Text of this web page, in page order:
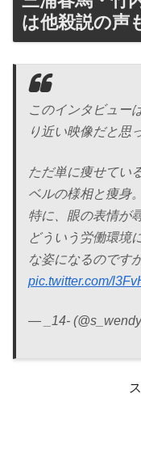
は他殺説の声
このインタビュー
り近い映像だと思
ただ単に痩せてい
ベルの様相と痩身。
特に、眼の表情が
どういう労働環境
な姿になるのですか
pic.twitter.com/
— _14-